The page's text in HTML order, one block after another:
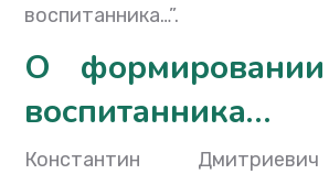
воспитанника…”.
О
воспитанника…
Константин